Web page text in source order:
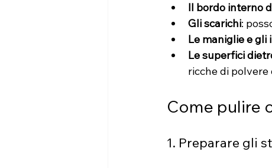
Il bordo interno
Gli scarichi:
Le maniglie e
Le superfici
ricche di polvere
Come pulire
1. Preparare gli